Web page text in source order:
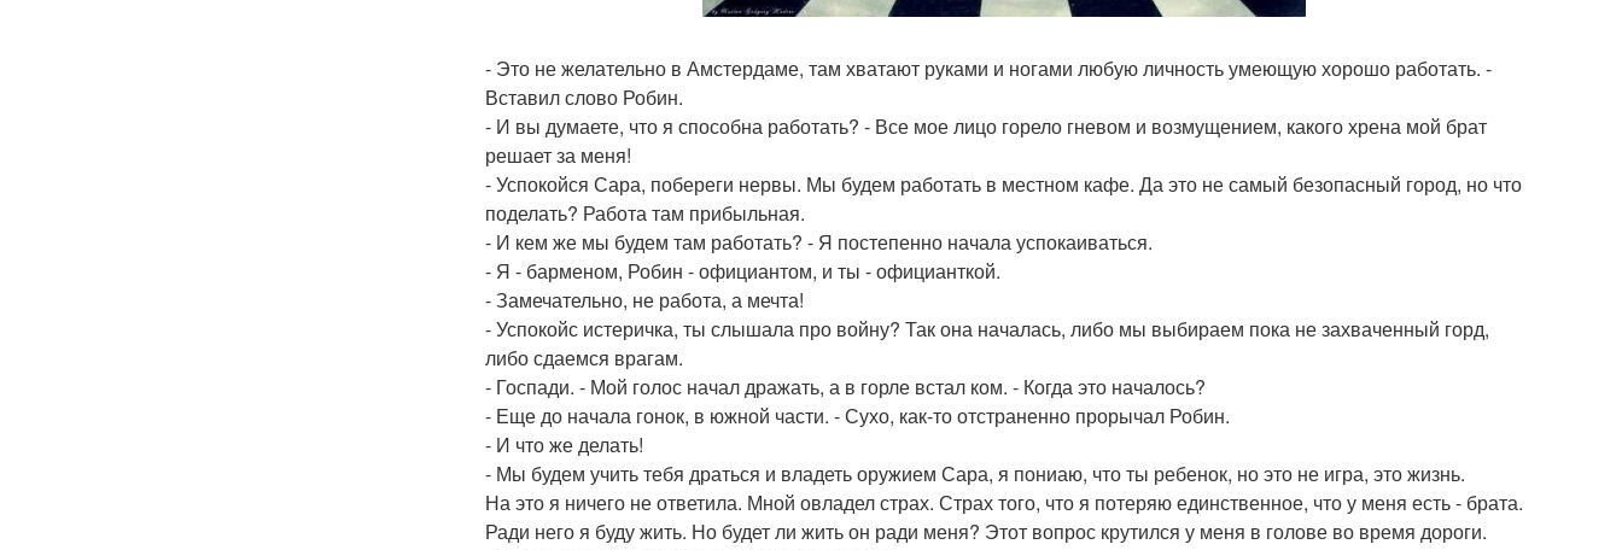
- Это не желательно в Амстердаме, там хватают руками и ногами любую личность умеющую хорошо работать. -
Вставил слово Робин.
- И вы думаете, что я способна работать? - Все мое лицо горело гневом и возмущением, какого хрена мой брат
решает за меня!
- Успокойся Сара, побереги нервы. Мы будем работать в местном кафе. Да это не самый безопасный город, но что
поделать? Работа там прибыльная.
- И кем же мы будем там работать? - Я постепенно начала успокаиваться.
- Я - барменом, Робин - официантом, и ты - официанткой.
- Замечательно, не работа, а мечта!
- Успокойс истеричка, ты слышала про войну? Так она началась, либо мы выбираем пока не захваченный горд,
либо сдаемся врагам.
- Госпади. - Мой голос начал дражать, а в горле встал ком. - Когда это началось?
- Еще до начала гонок, в южной части. - Сухо, как-то отстраненно прорычал Робин.
- И что же делать!
- Мы будем учить тебя драться и владеть оружием Сара, я пониаю, что ты ребенок, но это не игра, это жизнь.
На это я ничего не ответила. Мной овладел страх. Страх того, что я потеряю единственное, что у меня есть - брата.
Ради него я буду жить. Но будет ли жить он ради меня? Этот вопрос крутился у меня в голове во время дороги.